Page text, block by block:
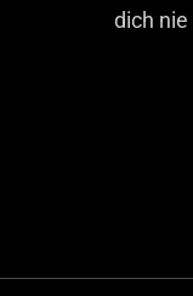
dich